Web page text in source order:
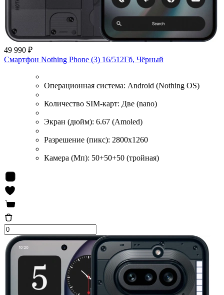
49 990 ₽
Смартфон Nothing Phone (3) 16/512Гб, Чёрный
Операционная система: Android (Nothing OS)
Количество SIM-карт: Две (nano)
Экран (дюйм): 6.67 (Amoled)
Разрешение (пикс): 2800x1260
Камера (Мп): 50+50+50 (тройная)